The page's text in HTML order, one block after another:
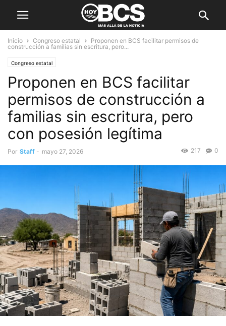
Inicio Congreso estatal
Proponen en BCS facilitar permisos de
construcción a familias sin escritura, pero...
Congreso estatal
Proponen en BCS facilitar
permisos de construcción a
familias sin escritura, pero
con posesión legítima
Por Staff - mayo 27, 2026 0
217